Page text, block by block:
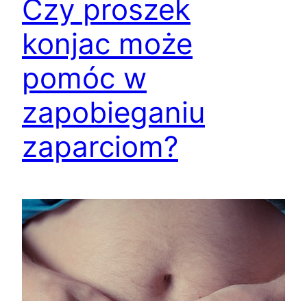
Czy proszek
konjac może
pomóc w
zapobieganiu
zaparciom?